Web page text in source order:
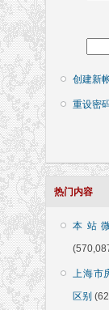
创建新
重设密
热门内容
本站
上海市
区别